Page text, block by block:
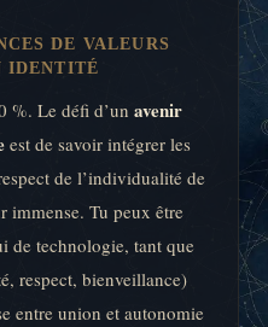
DE VALEURS
IDENTITÉ
%. Le défi d’un avenir
est de savoir intégrer les
de l’individualité de
immense. Tu peux être
de technologie, tant que
respect, bienveillance)
entre union et autonomie